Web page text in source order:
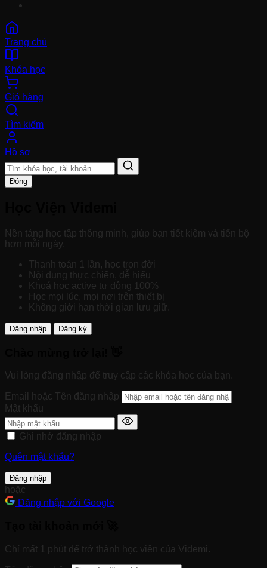
Trang chủ
Khóa học
Giỏ hàng
Tìm kiếm
Hồ sơ
Đóng
Nền tảng học tập thông minh, giúp bạn tiết kiệm và tiến bộ
hơn mỗi ngày.
Thanh toán 1 lần, học trọn đời
Nội dung thực chiến, dễ hiểu
Khoá học active tự động 100%
Học mọi lúc, mọi nơi trên thiết bị
Không giới hạn thời gian lưu giữ.
Đăng nhập Đăng ký
Vui lòng đăng nhập để truy cập các khóa học của bạn.
Email hoặc Tên đăng nhập
Mật khẩu
Ghi nhớ đăng nhập
Quên mật khẩu?
Đăng nhập
hoặc
Đăng nhập với Google
Chỉ mất 1 phút để trở thành học viên của Videmi.